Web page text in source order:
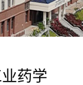
药学